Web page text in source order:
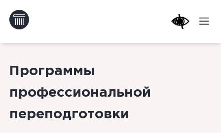
Программы
профессиональной
переподготовки